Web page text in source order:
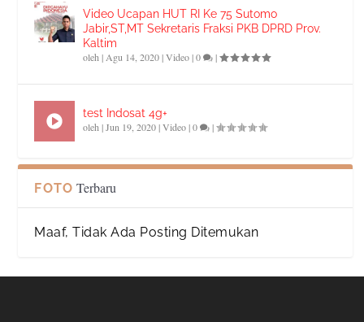
Video Ucapan HUT RI Ke 75 Sutomo
Jabir,ST,MT Sekretaris Fraksi PKB DPRD Prov.
Kaltim
oleh| Agu 14, 2020|Video|0 |
test Indosat 4g+
oleh|Jun 19, 2020|Video|0 |
FOTO Terbaru
Maaf, Tidak Ada Posting Ditemukan